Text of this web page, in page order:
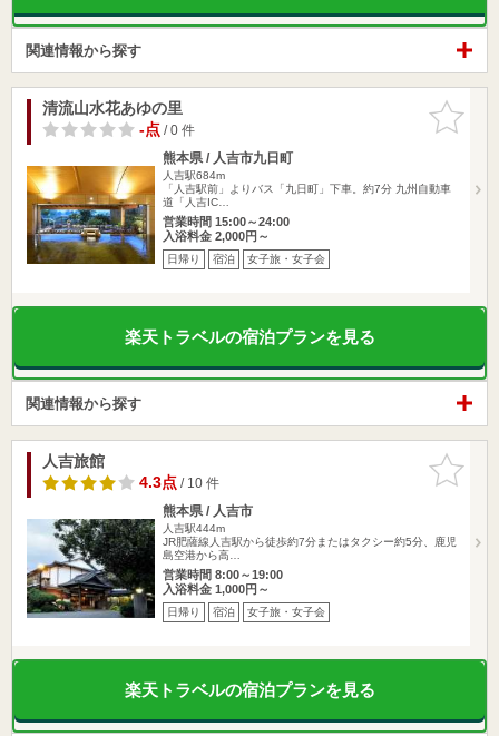
関連情報から探す
お気に入
りに追加
清流山水花あゆの里
-点/ 0 件
熊本県 / 人吉市九日町
人吉駅684m
「人吉駅前」よりバス「九日町」下車。約7分 九州自動車
道「人吉IC…
営業時間 15:00～24:00
入浴料金 2,000円～
日帰り 宿泊 女子旅・女子会
楽天トラベルの宿泊プランを見る
関連情報から探す
お気に入
りに追加
人吉旅館
4.3点/ 10 件
熊本県 / 人吉市
人吉駅444m
JR肥薩線人吉駅から徒歩約7分またはタクシー約5分、鹿児
島空港から高…
営業時間 8:00～19:00
入浴料金 1,000円～
日帰り 宿泊 女子旅・女子会
楽天トラベルの宿泊プランを見る